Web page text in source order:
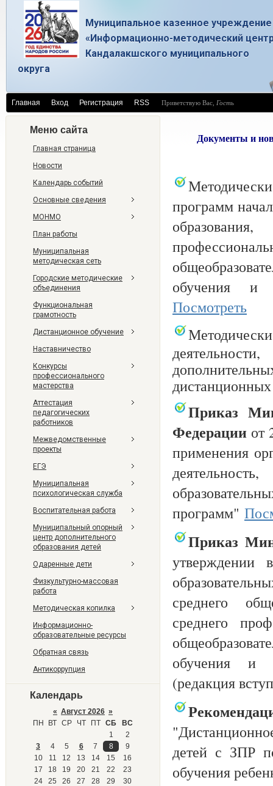
Муниципальное казенное учреждение
«Информационно-методический
Кандалакшского муниципального
округа
Главная Вход Регистрация RSS Приветствую Вас Гость
Меню сайта
Главная страница
Новости
Календарь событий
Основные сведения
МОНМО
План работы
Муниципальная
методическая сеть
Городские методические
объединения
Функциональная
грамотность
Дистанционное обучение
Наставничество
Конкурсы
профессионального
мастерства
Аттестация
педагогических
работников
Межведомственные
проекты
ЕГЭ
Муниципальная
психологическая служба
Воспитательная работа
Муниципальный опорный
центр дополнительного
образования детей
Одаренные дети
Физкультурно-массовая
работа
Методическая копилка
Информационно-
образовательные ресурсы
Обратная связь
Антикоррупция
Календарь
« Август 2026 »
ПН
ВТ СР ЧТ ПТ СБ
ВС
1
2
3
4 5 6 7 8
9
10
11 12 13 14 15
16
17
18 19 20 21 22
23
24
25 26 27 28 29
30
Документы и
программ
обучения и
Посмотреть
Приказ
Федерации от
применения
программ"
Приказ
утверждении
среднего
среднего
обучения и
(редакция
детей с ЗПР
обучения